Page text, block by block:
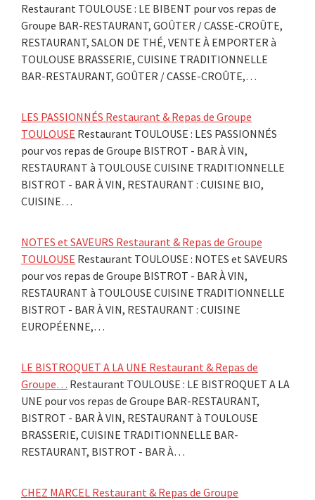
Restaurant TOULOUSE : LE BIBENT pour vos repas de
Groupe BAR-RESTAURANT, GOÛTER / CASSE-CROÛTE,
RESTAURANT, SALON DE THÉ, VENTE À EMPORTER à
TOULOUSE BRASSERIE, CUISINE TRADITIONNELLE
BAR-RESTAURANT, GOÛTER / CASSE-CROÛTE,…
LES PASSIONNÉS Restaurant & Repas de Groupe
TOULOUSE Restaurant TOULOUSE : LES PASSIONNÉS
pour vos repas de Groupe BISTROT - BAR À VIN,
RESTAURANT à TOULOUSE CUISINE TRADITIONNELLE
BISTROT - BAR À VIN, RESTAURANT : CUISINE BIO,
CUISINE…
NOTES et SAVEURS Restaurant & Repas de Groupe
TOULOUSE Restaurant TOULOUSE : NOTES et SAVEURS
pour vos repas de Groupe BISTROT - BAR À VIN,
RESTAURANT à TOULOUSE CUISINE TRADITIONNELLE
BISTROT - BAR À VIN, RESTAURANT : CUISINE
EUROPÉENNE,…
LE BISTROQUET A LA UNE Restaurant & Repas de
Groupe… Restaurant TOULOUSE : LE BISTROQUET A LA
UNE pour vos repas de Groupe BAR-RESTAURANT,
BISTROT - BAR À VIN, RESTAURANT à TOULOUSE
BRASSERIE, CUISINE TRADITIONNELLE BAR-
RESTAURANT, BISTROT - BAR À…
CHEZ MARCEL Restaurant & Repas de Groupe